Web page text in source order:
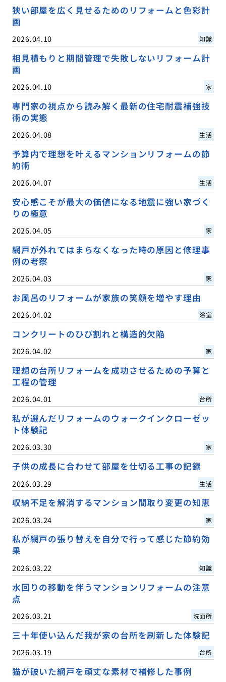
狭い部屋を広く見せるためのリフォームと色彩計
画
2026.04.10 知識
相見積もりと期間管理で失敗しないリフォーム計
画
2026.04.10 家
専門家の視点から読み解く最新の住宅耐震補強技
術の実態
2026.04.08 生活
予算内で理想を叶えるマンションリフォームの節
約術
2026.04.07 生活
安心感こそが最大の価値になる地震に強い家づく
りの極意
2026.04.05 家
網戸が外れてはまらなくなった時の原因と修理事
例の考察
2026.04.03 家
お風呂のリフォームが家族の笑顔を増やす理由
2026.04.02 浴室
コンクリートのひび割れと構造的欠陥
2026.04.02 家
理想の台所リフォームを成功させるための予算と
工程の管理
2026.04.01 台所
私が選んだリフォームのウォークインクローゼッ
ト体験記
2026.03.30 家
子供の成長に合わせて部屋を仕切る工事の記録
2026.03.29 生活
収納不足を解消するマンション間取り変更の知恵
2026.03.24 家
私が網戸の張り替えを自分で行って感じた節約効
果
2026.03.22 知識
水回りの移動を伴うマンションリフォームの注意
点
2026.03.21 洗面所
三十年使い込んだ我が家の台所を刷新した体験記
2026.03.19 台所
猫が破いた網戸を頑丈な素材で補修した事例